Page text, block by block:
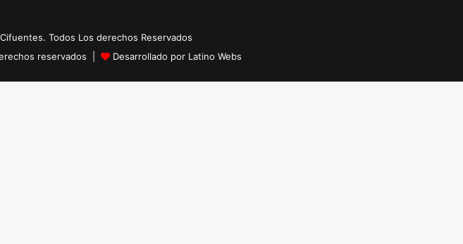
Todos Los derechos Reservados
reservados |
Desarrollado por Latino Webs